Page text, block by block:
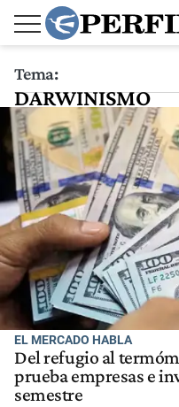
Tema:
DARWINISMO
EL MERCADO HABLA
Del refugio al
prueba empresas e
semestre